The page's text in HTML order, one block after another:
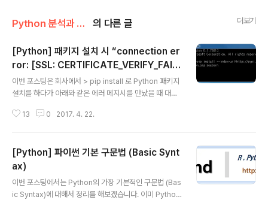
Python 분석과 프로그래밍/Python 설치 및 기본 사용법 의 다른 글 더보기
[Python] 패키지 설치 시 “connection er
ror: [SSL: CERTIFICATE_VERIFY_FAIL
ED] certificate verify failed” 에러 발생
대처 방법, HTTPS, SSL 보안 때문에 파이썬
이번 포스팅은 회사에서 > pip install 로 Python 패키지
설치를 하다가 아래와 같은 에러 메지시를 만났을 때 대처
onnection error: [SSL: CERTIFICATE_VERIFY_FAI
면 더욱더요. 여기서 SSL 은 Secure Sockets Layer
의 약자로서 해킹, 피싱 등으로 부터 소중한 데이터를 지켜
주는 것으로 보안(암호화, trusted third party 인증
등...)과 관련이 되어 있습니다. (더 자세히 알고 싶으신 분
은 ☞ What is SSL and how does ..
13 0 2017. 4. 22.
[Python] 파이썬 기본 구문법 (Basic Synt
ax)
이번 포스팅에서는 Python의 가장 기본적인 구문법 (Bas
ic Syntax)에 대해서 정리를 해보겠습니다. 이미 Python